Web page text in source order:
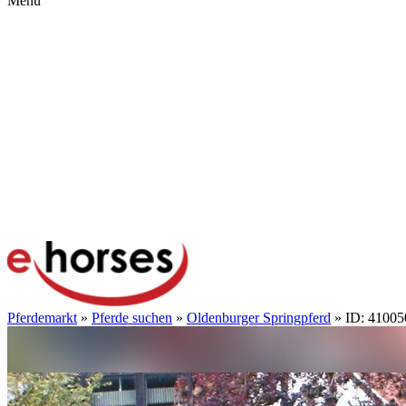
Pferdemarkt » Pferde suchen » Oldenburger Springpferd » ID: